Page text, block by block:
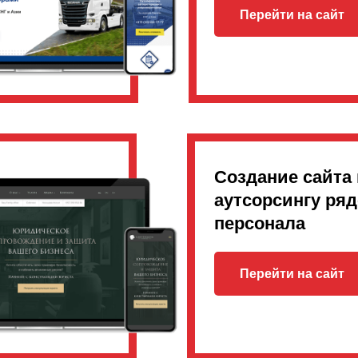
Перейти на сайт
Создание сайта
аутсорсингу
персонала
Перейти на сайт